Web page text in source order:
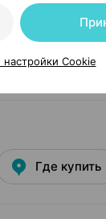
Где купить
Где купить
Cookie